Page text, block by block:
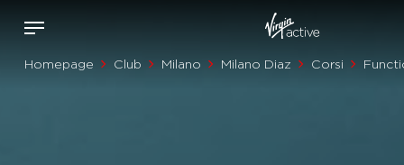
Homepage Club Milano Milano Diaz Corsi